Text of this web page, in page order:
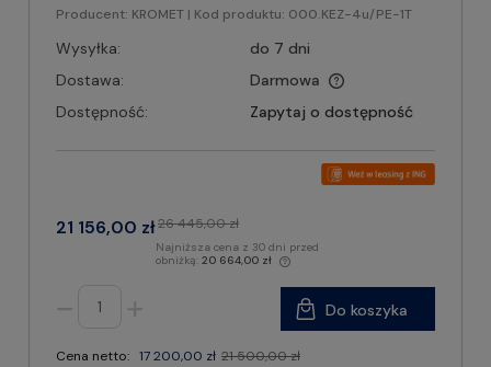
Producent: KROMET | Kod produktu: 000.KEZ-4u/PE-1T
Wysyłka:
do 7 dni
Dostawa:
Darmowa
Dostępność:
Zapytaj o dostępność
21 156,00 zł26 445,00 zł
Najniższa cena z 30 dni przed
obniżką: 20 664,00 zł
Cena netto: 17 200,00 zł 21 500,00 zł
Do koszyka